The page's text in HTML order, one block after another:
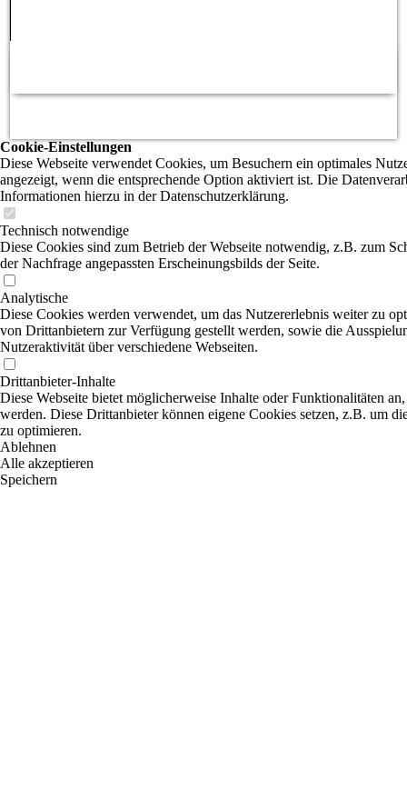
Cookie-Einstellungen
Diese Webseite verwendet Cookies, um Besuchern ein optimales
angezeigt, wenn die entsprechende Option aktiviert ist. Die
Informationen hierzu in der Datenschutzerklärung.
Technisch notwendige
Diese Cookies sind zum Betrieb der Webseite notwendig, z.B. zum
der Nachfrage angepassten Erscheinungsbilds der Seite.
Analytische
Diese Cookies werden verwendet, um das Nutzererlebnis weiter zu
von Drittanbietern zur Verfügung gestellt werden, sowie die
Nutzeraktivität über verschiedene Webseiten.
Drittanbieter-Inhalte
Diese Webseite bietet möglicherweise Inhalte oder Funktionalitäten
werden. Diese Drittanbieter können eigene Cookies setzen, z.B. um
zu optimieren.
Ablehnen
Alle akzeptieren
Speichern